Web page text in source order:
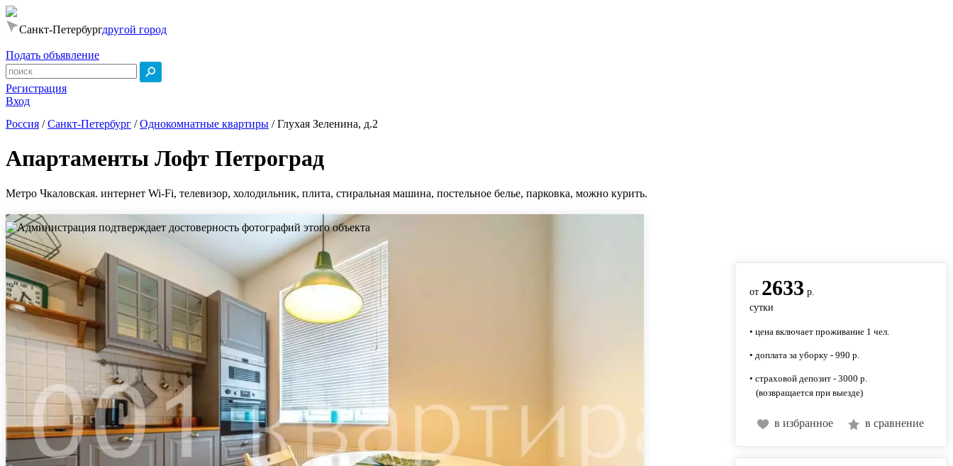
Санкт-Петербургдругой город
Подать объявление
Регистрация
Вход
Россия /Санкт-Петербург /Однокомнатные квартиры /Глухая Зеленина, д.2
Апартаменты Лофт Петроград
Метро Чкаловская. интернет Wi-Fi, телевизор, холодильник, плита, стиральная машина, постельное белье, парковка, можно курить.
от 2633 р.
сутки
• цена включает проживание 1 чел.
• доплата за уборку - 990 р.
• страховой депозит - 3000 р.
(возвращается при выезде)
в избранное в сравнение